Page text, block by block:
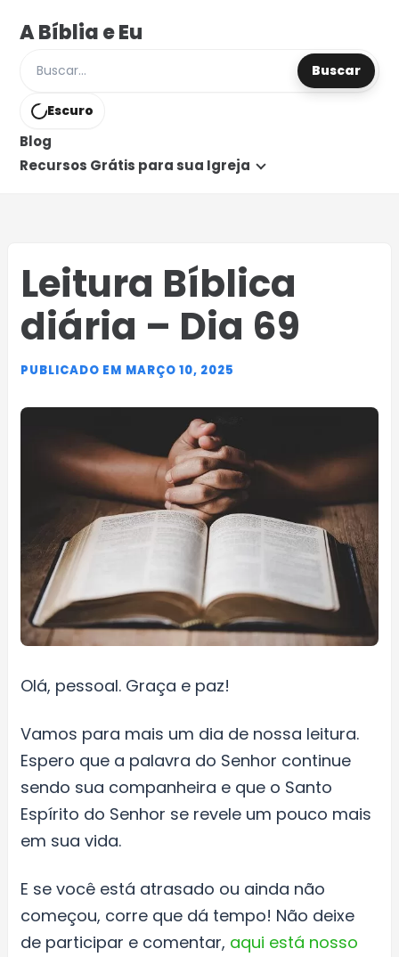
A Bíblia e Eu
Buscar posts e páginas
Buscar
Escuro
Blog
Recursos Grátis para sua Igreja
Leitura Bíblica
diária – Dia 69
PUBLICADO EM MARÇO 10, 2025
Olá, pessoal. Graça e paz!
Vamos para mais um dia de nossa leitura.
Espero que a palavra do Senhor continue
sendo sua companheira e que o Santo
Espírito do Senhor se revele um pouco mais
em sua vida.
E se você está atrasado ou ainda não
começou, corre que dá tempo! Não deixe
de participar e comentar, aqui está nosso